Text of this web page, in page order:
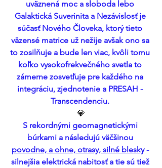
uväznená moc a sloboda lebo
Galaktická Suverinita a Nezávislosť je
súčasť Nového Človeka, ktorý tieto
väzensé matrice už nežije avšak ono sa
to zosilňuje a bude len viac, kvôli tomu
koľko vysokofrekvečného svetla to
zámerne zosvetľuje pre každého na
integráciu, zjednotenie a PRESAH -
Transcendenciu.
💎
S rekordnými geomagnetickými
búrkami a následujú väčšinou
povodne, a ohne, otrasy, silné blesky -
silnejšia elektrická nabitosť a tie sú tiež